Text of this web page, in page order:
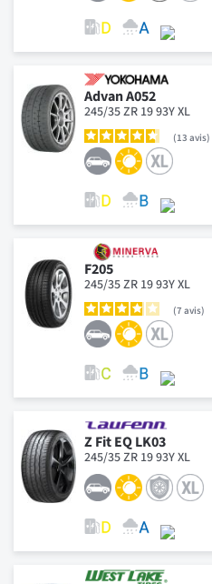
Advan A052
245/35 ZR 19 93Y XL
13 avis
F205
245/35 ZR 19 93Y XL
7 avis
Z Fit EQ LK03
245/35 ZR 19 93Y XL